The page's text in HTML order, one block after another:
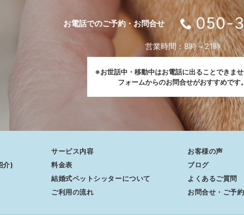
お電話でのご予約・お問合せ 050-
営業時間：8時～21時
※お世話中・移動中はお電話に出ることできませ
フォームからのお問合せがおすすめです。
介)
サービス内容
料金表
結婚式ペットシッターについて
ご利用の流れ
お客様の声
ブログ
よくあるご質問
お問合せ・ご予約